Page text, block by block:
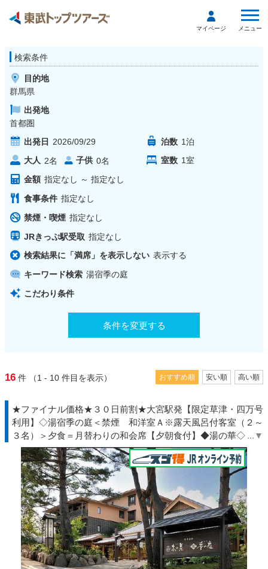
マイページ メニュー
検索条件
目的地
群馬県
出発地
首都圏
出発日 2026/09/29 泊数 1泊
大人 2名 子供 0名 室数 1室
金額 指定なし ～ 指定なし
食事条件 指定なし
禁煙・喫煙 指定なし
JRきっぷ駅受取 指定なし
検索結果に「満席」を表示しない 表示する
キーワード検索 湯宿季の庭
こだわり条件
条件を変更する
16 件 （1 - 10 件目を表示） おすすめ順 安い順 高い順
★ファイナル価格★３０日前割★大宮駅発【限定草津・四万号
利用】◇湯宿季の庭＜禁煙 和洋室Ａ※露天風呂付客室（２～
３名）＞夕食＝月替わりの和会席【夕朝食付】◆湯の華◇ＪＲ
きっぷ駅受取